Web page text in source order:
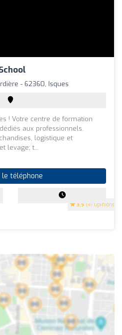
3.5 (41 Opinions)
- 62360, Isques
! Votre centre de formation
aux professionnels.
logistique et
levage; t...
téléphone